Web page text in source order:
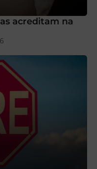
acreditam na